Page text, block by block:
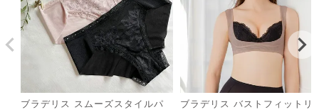
ブラデリス スムーズスタイルパ
ブラデリス バストフィットリ